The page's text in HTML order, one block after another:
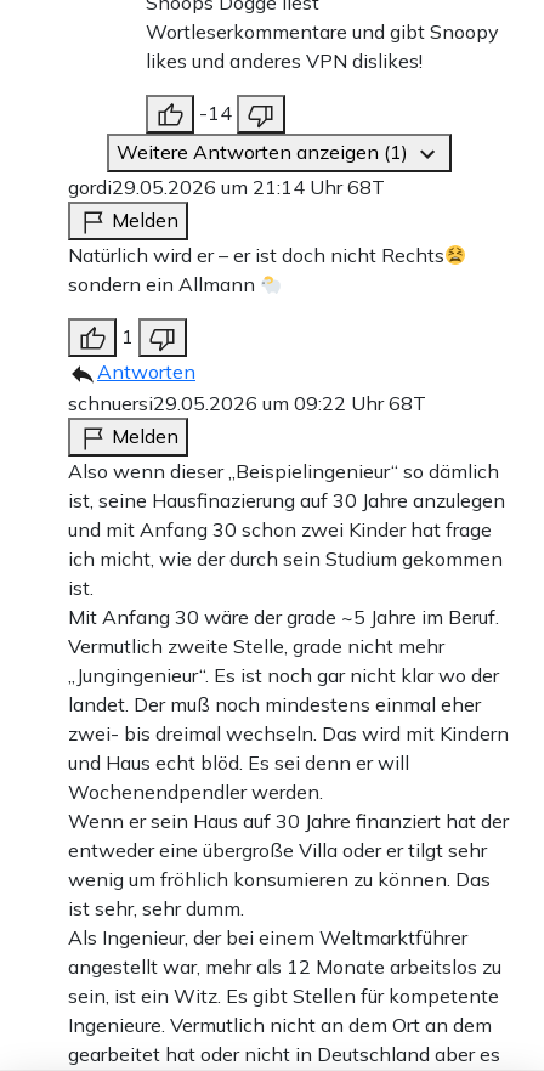
Wortleserkommentare und gibt Snoopy
likes und anderes VPN dislikes!
-14
Weitere Antworten anzeigen (1)
gordi29.05.2026 um 21:14 Uhr68T
Melden
Natürlich wird er – er ist doch nicht Rechts
sondern ein Allmann
1
Antworten
schnuersi29.05.2026 um 09:22 Uhr68T
Melden
Also wenn dieser „Beispielingenieur“ so dämlich
ist, seine Hausfinazierung auf 30 Jahre anzulegen
und mit Anfang 30 schon zwei Kinder hat frage
ich micht, wie der durch sein Studium gekommen
ist.
Mit Anfang 30 wäre der grade ~5 Jahre im Beruf.
Vermutlich zweite Stelle, grade nicht mehr
„Jungingenieur“. Es ist noch gar nicht klar wo der
landet. Der muß noch mindestens einmal eher
zwei- bis dreimal wechseln. Das wird mit Kindern
und Haus echt blöd. Es sei denn er will
Wochenendpendler werden.
Wenn er sein Haus auf 30 Jahre finanziert hat der
entweder eine übergroße Villa oder er tilgt sehr
wenig um fröhlich konsumieren zu können. Das
ist sehr, sehr dumm.
Als Ingenieur, der bei einem Weltmarktführer
angestellt war, mehr als 12 Monate arbeitslos zu
sein, ist ein Witz. Es gibt Stellen für kompetente
Ingenieure. Vermutlich nicht an dem Ort an dem
gearbeitet hat oder nicht in Deutschland aber es